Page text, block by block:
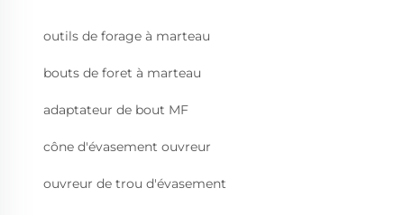
outils de forage à marteau
bouts de foret à marteau
adaptateur de bout MF
cône d'évasement ouvreur
ouvreur de trou d'évasement